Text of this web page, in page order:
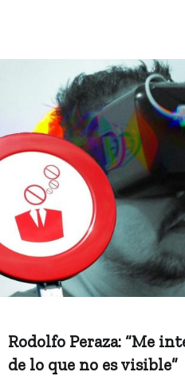
Rodolfo Peraza: “Me
de lo que no es visible”